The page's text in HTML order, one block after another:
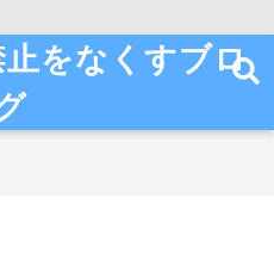
をなくすブロ